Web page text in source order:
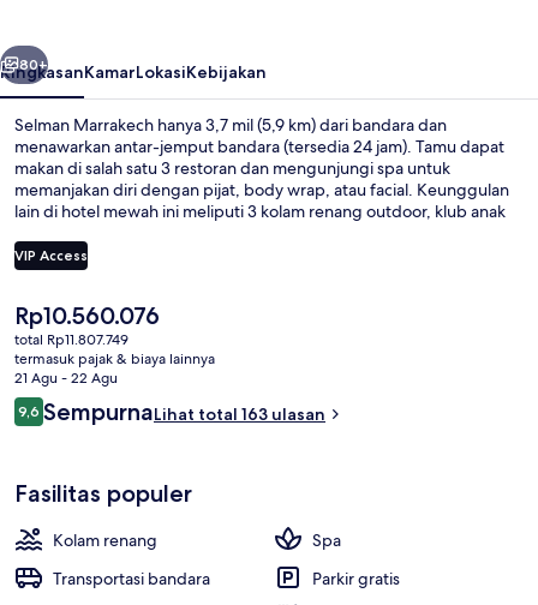
Berikutnya
80+
RingkasanKamarLokasiKebijakan
Selman Marrakech hanya 3,7 mil (5,9 km) dari bandara dan
menawarkan antar-jemput bandara (tersedia 24 jam). Tamu dapat
makan di salah satu 3 restoran dan mengunjungi spa untuk
memanjakan diri dengan pijat, body wrap, atau facial. Keunggulan
lain di hotel mewah ini meliputi 3 kolam renang outdoor, klub anak
VIP Access
Harga
saat
ini
Rp10.560.076
Rp10.560.076
total Rp11.807.749
termasuk pajak & biaya lainnya
21 Agu - 22 Agu
Ulasan
9,69,6 dari 10
SempurnaLihat total 163 ulasan
Fasilitas populer
Kolam renang
Spa
Transportasi bandara
Parkir gratis